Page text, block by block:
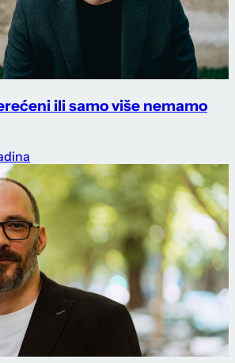
ili samo više nemamo